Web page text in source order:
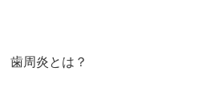
歯周炎とは？